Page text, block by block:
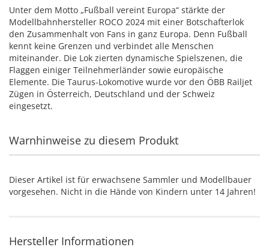
Unter dem Motto „Fußball vereint Europa“ stärkte der
Modellbahnhersteller ROCO 2024 mit einer Botschafterlok
den Zusammenhalt von Fans in ganz Europa. Denn Fußball
kennt keine Grenzen und verbindet alle Menschen
miteinander. Die Lok zierten dynamische Spielszenen, die
Flaggen einiger Teilnehmerländer sowie europäische
Elemente. Die Taurus-Lokomotive wurde vor den ÖBB Railjet
Zügen in Österreich, Deutschland und der Schweiz
eingesetzt.
Warnhinweise zu diesem Produkt
Dieser Artikel ist für erwachsene Sammler und Modellbauer
vorgesehen. Nicht in die Hände von Kindern unter 14 Jahren!
Hersteller Informationen